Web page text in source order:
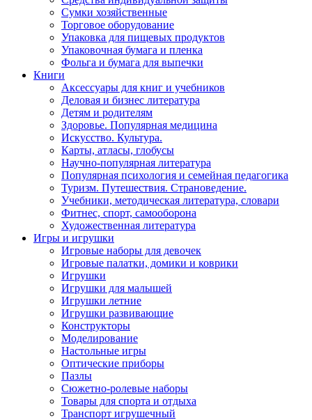
Сумки хозяйственные
Торговое оборудование
Упаковка для пищевых продуктов
Упаковочная бумага и пленка
Фольга и бумага для выпечки
Книги
Аксессуары для книг и учебников
Деловая и бизнес литература
Детям и родителям
Здоровье. Популярная медицина
Искусство. Культура.
Карты, атласы, глобусы
Научно-популярная литература
Популярная психология и семейная педагогика
Туризм. Путешествия. Страноведение.
Учебники, методическая литература, словари
Фитнес, спорт, самооборона
Художественная литература
Игры и игрушки
Игровые наборы для девочек
Игровые палатки, домики и коврики
Игрушки
Игрушки для малышей
Игрушки летние
Игрушки развивающие
Конструкторы
Моделирование
Настольные игры
Оптические приборы
Пазлы
Сюжетно-ролевые наборы
Товары для спорта и отдыха
Транспорт игрушечный